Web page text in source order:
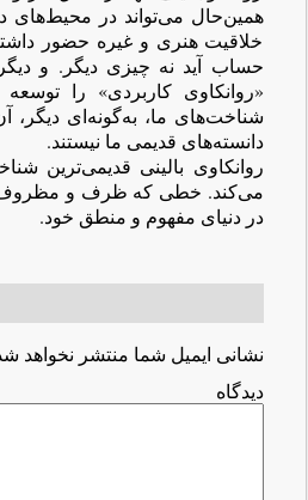
همین‌حال می‌تواند در محیط‌های
خلاقیت هنری و غیره حضور
حساب آید نه چیزی دیگر. و دیگر
«روانکاوی کاربردی» را
شناخت‌های ما، به‌گونه‌ای دیگر،
دانسته‌های قدیمی ما نیستند.
روانکاوی بالینی قدیمی‌ترین
می‌کند. خطی که ظرف و مظروف را
در دنیای مفهوم و منطق خود.
نشانی ایمیل شما منتشر نخواهد